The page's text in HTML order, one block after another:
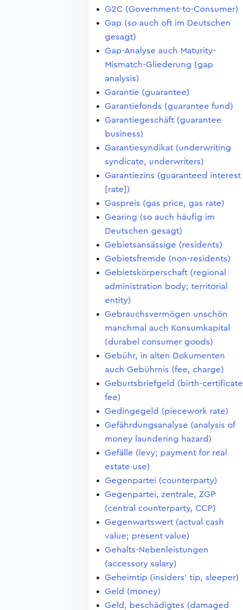
G2C (Government-to-Consumer)
Gap (so auch oft im Deutschen
gesagt)
Gap-Analyse auch Maturity-
Mismatch-Gliederung (gap
analysis)
Garantie (guarantee)
Garantiefonds (guarantee fund)
Garantiegeschäft (guarantee
business)
Garantiesyndikat (underwriting
syndicate, underwriters)
Garantiezins (guaranteed interest
[rate])
Gaspreis (gas price, gas rate)
Gearing (so auch häufig im
Deutschen gesagt)
Gebietsansässige (residents)
Gebietsfremde (non-residents)
Gebietskörperschaft (regional
administration body; territorial
entity)
Gebrauchsvermögen unschön
manchmal auch Konsumkapital
(durabel consumer goods)
Gebühr, in alten Dokumenten
auch Gebührnis (fee, charge)
Geburtsbriefgeld (birth-certificate
fee)
Gedingegeld (piecework rate)
Gefährdungsanalyse (analysis of
money laundering hazard)
Gefälle (levy; payment for real
estate use)
Gegenpartei (counterparty)
Gegenpartei, zentrale, ZGP
(central counterparty, CCP)
Gegenwartswert (actual cash
value; present value)
Gehalts-Nebenleistungen
(accessory salary)
Geheimtip (insiders' tip, sleeper)
Geld (money)
Geld, beschädigtes (damaged